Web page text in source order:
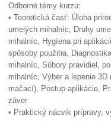
Odborné témy kurzu:
• Teoretická časť: Úloha
umelých mihalníc, Druhy
mihalníc, Hygíena pri
spôsoby použitia,
mihalníc, Súbory pravidiel,
mihalníc, Výber a lepenie
mačací), Postup aplikácie,
záver
• Praktický nácvik prípravy,